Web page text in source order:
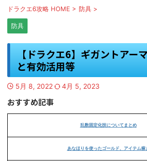
ドラクエ6攻略 HOME > 防具 >
防具
【ドラクエ6】ギガントアー
と有効活用等
5月 8, 2022 4月 5, 2023
おすすめ記事
乱数固定化技についてまとめ
あなほりを使ったゴールド、アイテム稼